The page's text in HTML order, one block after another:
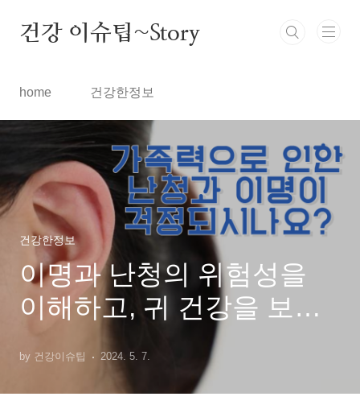
건강 이슈팁~Story
home 건강한정보
건강한정보
이명과 난청의 위험성을
이해하고, 귀 건강을 보호
할 수 있는 실질적인 조치
를 알아보세요. 이명 및 난
by 건강이슈팁 2024. 5. 7.